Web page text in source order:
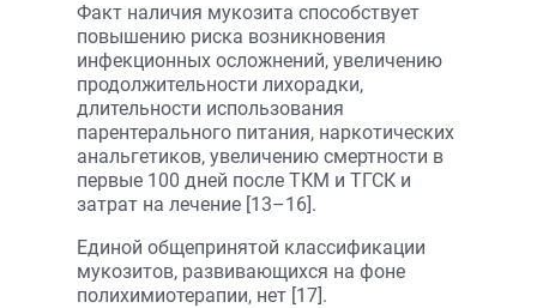
Факт наличия мукозита способствует
повышению риска возникновения
инфекционных осложнений, увеличению
продолжительности лихорадки,
длительности использования
парентерального питания, наркотических
анальгетиков, увеличению смертности в
первые 100 дней после ТКМ и ТГСК и
затрат на лечение [13–16].
Единой общепринятой классификации
мукозитов, развивающихся на фоне
полихимиотерапии, нет [17].